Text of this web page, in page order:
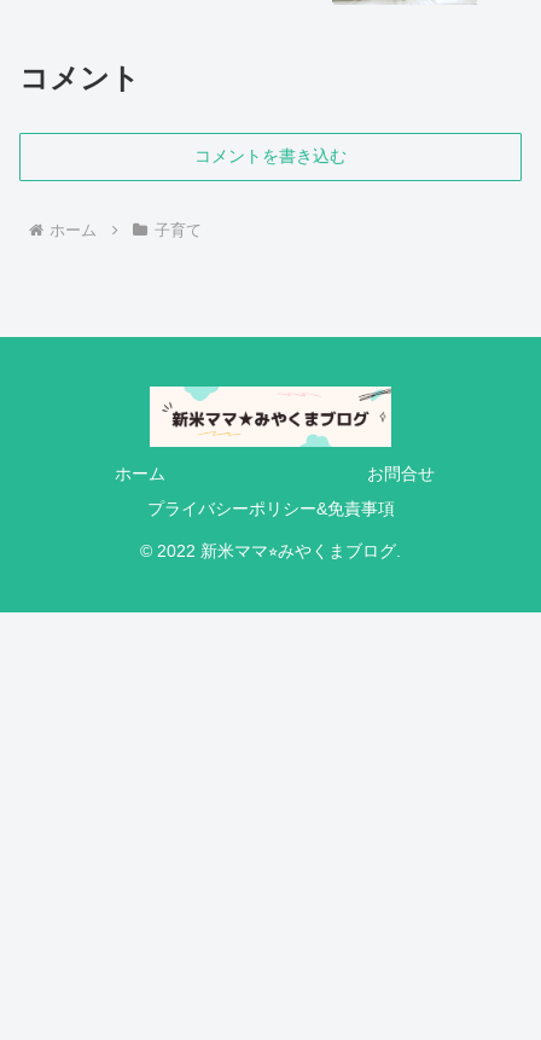
コメント
コメントを書き込む
ホーム 子育て
ホーム
お問合せ
プライバシーポリシー&免責事項
© 2022 新米ママ⭐︎みやくまブログ.